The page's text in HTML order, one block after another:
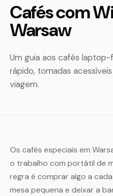
Cafés com
Warsaw
Um guia aos cafés laptop-
rápido, tomadas
viagem.
Os cafés especiais em
o trabalho com portátil de
regra é comprar algo a
mesa pequena e deixar a